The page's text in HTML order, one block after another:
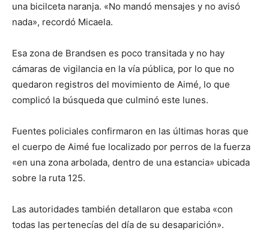
una bicilceta naranja. «No mandó mensajes y no avisó
nada», recordó Micaela.
Esa zona de Brandsen es poco transitada y no hay
cámaras de vigilancia en la vía pública, por lo que no
quedaron registros del movimiento de Aimé, lo que
complicó la búsqueda que culminó este lunes.
Fuentes policiales confirmaron en las últimas horas que
el cuerpo de Aimé fue localizado por perros de la fuerza
«en una zona arbolada, dentro de una estancia» ubicada
sobre la ruta 125.
Las autoridades también detallaron que estaba «con
todas las pertenecías del día de su desaparición».